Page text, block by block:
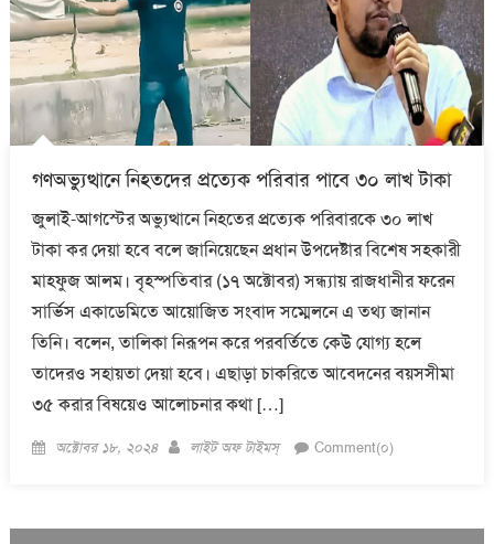
গণঅভ্যুত্থানে নিহতদের প্রত্যেক পরিবার পাবে ৩০ লাখ টাকা
জুলাই-আগস্টের অভ্যুত্থানে নিহতের প্রত্যেক পরিবারকে ৩০ লাখ
টাকা কর দেয়া হবে বলে জানিয়েছেন প্রধান উপদেষ্টার বিশেষ সহকারী
মাহফুজ আলম। বৃহস্পতিবার (১৭ অক্টোবর) সন্ধ্যায় রাজধানীর ফরেন
সার্ভিস একাডেমিতে আয়োজিত সংবাদ সম্মেলনে এ তথ্য জানান
তিনি। বলেন, তালিকা নিরূপন করে পরবর্তিতে কেউ যোগ্য হলে
তাদেরও সহায়তা দেয়া হবে। এছাড়া চাকরিতে আবেদনের বয়সসীমা
৩৫ করার বিষয়েও আলোচনার কথা […]
Posted
অক্টোবর ১৮, ২০২৪ Author
লাইট অফ টাইমস্ Comment(০)